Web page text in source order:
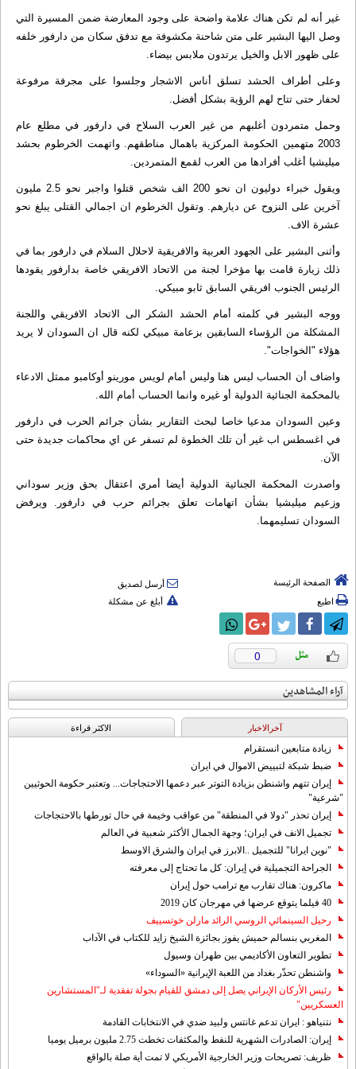
غير أنه لم تكن هناك علامة واضحة على وجود المعارضة ضمن المسيرة التي
وصل اليها البشير على متن شاحنة مكشوفة مع تدفق سكان من دارفور خلفه
على ظهور الابل والخيل يرتدون ملابس بيضاء.
وعلى أطراف الحشد تسلق أناس الاشجار وجلسوا على مجرفة مرفوعة
لحفار حتى تتاح لهم الرؤية بشكل أفضل.
وحمل متمردون أغلبهم من غير العرب السلاح في دارفور في مطلع عام
2003 متهمين الحكومة المركزية باهمال مناطقهم. واتهمت الخرطوم بحشد
ميليشيا أغلب أفرادها من العرب لقمع المتمردين.
ويقول خبراء دوليون ان نحو 200 الف شخص قتلوا واجبر نحو 2.5 مليون
آخرين على النزوح عن ديارهم. وتقول الخرطوم ان اجمالي القتلى يبلغ نحو
عشرة الاف.
وأثنى البشير على الجهود العربية والافريقية لاحلال السلام في دارفور بما في
ذلك زيارة قامت بها مؤخرا لجنة من الاتحاد الافريقي خاصة بدارفور يقودها
الرئيس الجنوب افريقي السابق ثابو مبيكي.
ووجه البشير في كلمته أمام الحشد الشكر الى الاتحاد الافريقي واللجنة
المشكلة من الرؤساء السابقين بزعامة مبيكي لكنه قال ان السودان لا يريد
هؤلاء "الخواجات".
واضاف أن الحساب ليس هنا وليس أمام لويس مورينو أوكامبو ممثل الادعاء
بالمحكمة الجنائية الدولية أو غيره وانما الحساب أمام الله.
وعين السودان مدعيا خاصا لبحث التقارير بشأن جرائم الحرب في دارفور
في اغسطس اب غير أن تلك الخطوة لم تسفر عن اي محاكمات جديدة حتى
الآن.
واصدرت المحكمة الجنائية الدولية أيضا أمري اعتقال بحق وزير سوداني
وزعيم ميليشيا بشأن اتهامات تعلق بجرائم حرب في دارفور. ويرفض
السودان تسليمهما.
الصفحة الرئيسة
أرسل لصديق
اطبع
أبلغ عن مشكلة
0
آراء المشاهدين
آخرالاخبار الاکثر قراءة
زيادة متابعين انستقرام
ضبط شبكة لتبييض الاموال في ايران
إيران تتهم واشنطن بزيادة التوتر عبر دعمها الاحتجاجات... وتعتبر حكومة الحوثيين
"شرعية"
إيران تحذر "دولا في المنطقة" من عواقب وخيمة في حال تورطها بالاحتجاجات
تجميل الانف في ايران؛ وجهة الجمال الأكثر شعبية في العالم
"نوين ايرانا" للتجميل ..الابرز في ايران والشرق الاوسط
الجراحة التجميلية في إيران: كل ما تحتاج إلى معرفته
ماكرون: هناك تقارب مع ترامب حول إيران
40 فيلما يتوقع عرضها في مهرجان كان 2019
رحيل السينمائي الروسي الرائد مارلن خوتسييف
المغربي بنسالم حميش يفوز بجائزة الشيخ زايد للكتاب في الآداب
تطوير التعاون الأكاديمي بين طهران وسيول
واشنطن تحذّر بغداد من اللعبة الإيرانية «السوداء»
رئيس الأركان الإيراني يصل إلى دمشق للقيام بجولة تفقدية لـ"المستشارين
العسكريين"
نتنياهو : ايران تدعم غانتس ولبيد ضدي في الانتخابات القادمة
إيران: الصادرات الشهریة للنفط والمكثفات تخطت 2.75 مليون برميل يوميا
ظريف: تصريحات وزير الخارجية الأمريكي لا تمت أية صلة بالواقع